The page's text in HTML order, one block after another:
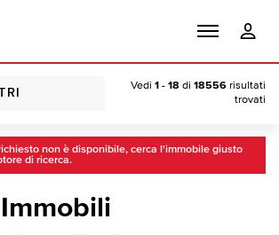
Vedi 1 - 18 di 18556 risultati
trovati
non è disponibile, cerca l'immobile giusto
di ricerca.